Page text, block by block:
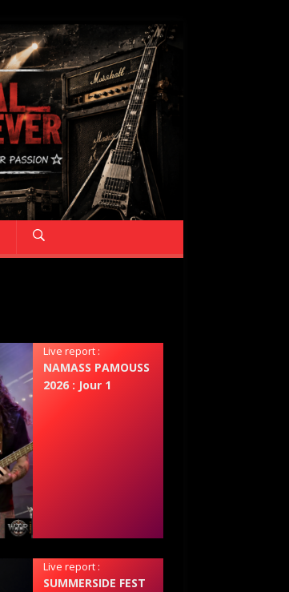
Live report :
NAMASS PAMOUSS
2026 : Jour 1
Live report :
SUMMERSIDE FEST